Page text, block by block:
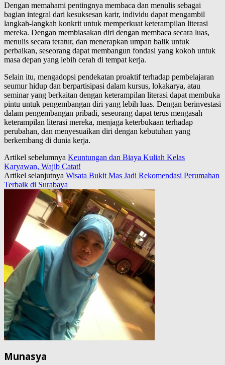
Dengan memahami pentingnya membaca dan menulis sebagai
bagian integral dari kesuksesan karir, individu dapat mengambil
langkah-langkah konkrit untuk memperkuat keterampilan literasi
mereka. Dengan membiasakan diri dengan membaca secara luas,
menulis secara teratur, dan menerapkan umpan balik untuk
perbaikan, seseorang dapat membangun fondasi yang kokoh untuk
masa depan yang lebih cerah di tempat kerja.
Selain itu, mengadopsi pendekatan proaktif terhadap pembelajaran
seumur hidup dan berpartisipasi dalam kursus, lokakarya, atau
seminar yang berkaitan dengan keterampilan literasi dapat membuka
pintu untuk pengembangan diri yang lebih luas. Dengan berinvestasi
dalam pengembangan pribadi, seseorang dapat terus mengasah
keterampilan literasi mereka, menjaga keterbukaan terhadap
perubahan, dan menyesuaikan diri dengan kebutuhan yang
berkembang di dunia kerja.
Artikel sebelumnya Keuntungan dan Biaya Kuliah Kelas
Karyawan, Wajib Catat!
Artikel selanjutnya Wisata Bukit Mas Jadi Rekomendasi Perumahan
Terbaik di Surabaya
Munasya